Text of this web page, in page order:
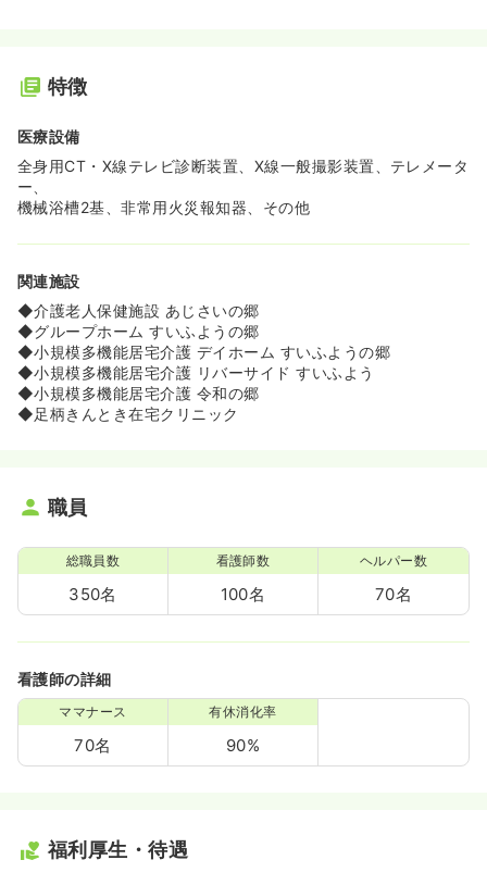
特徴
医療設備
全身用CT・X線テレビ診断装置、X線一般撮影装置、テレメータ
ー、
機械浴槽2基、非常用火災報知器、その他
関連施設
◆介護老人保健施設 あじさいの郷
◆グループホーム すいふようの郷
◆小規模多機能居宅介護 デイホーム すいふようの郷
◆小規模多機能居宅介護 リバーサイド すいふよう
◆小規模多機能居宅介護 令和の郷
◆足柄きんとき在宅クリニック
職員
総職員数
350名
看護師数
100名
ヘルパー数
70名
看護師の詳細
ママナース
70名
有休消化率
90%
福利厚生・待遇